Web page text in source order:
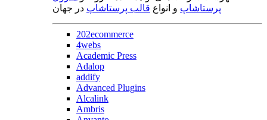
پرستاشاپ و انواع قالب پرستاشاپ در جهان
202ecommerce
4webs
Academic Press
Adalop
addify
Advanced Plugins
Alcalink
Ambris